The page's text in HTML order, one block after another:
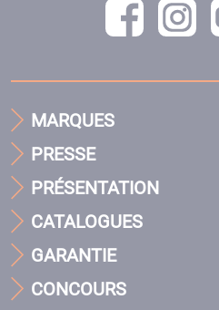
MARQUES
PRESSE
PRÉSENTATION
CATALOGUES
GARANTIE
CONCOURS